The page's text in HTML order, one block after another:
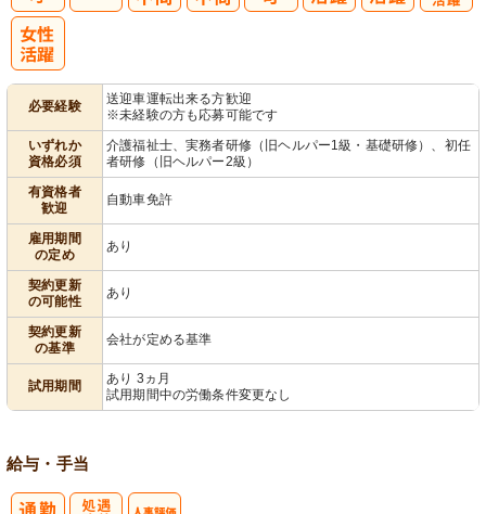
必要経験
送迎車運転出来る方歓迎
※未経験の方も応募可能です
いずれか
資格必須
介護福祉士、実務者研修（旧ヘルパー1級・基礎研修）、初任
者研修（旧ヘルパー2級）
有資格者
歓迎
自動車免許
雇用期間
の定め
あり
契約更新
の可能性
あり
契約更新
の基準
会社が定める基準
試用期間
あり 3ヵ月
試用期間中の労働条件変更なし
給与・手当